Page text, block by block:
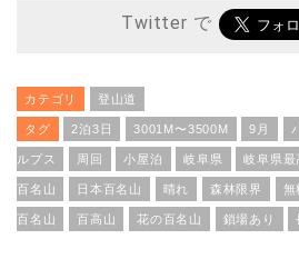
Twitter で
カテゴリ 登山道
タグ 2泊3日 3001M〜3500M 9月
ルプス 周回 小屋泊 岐阜県 岐阜県最
百名山 日本百名山 晴れ 森林限界 無
百名山 百高山 花の百名山 鎖場あり